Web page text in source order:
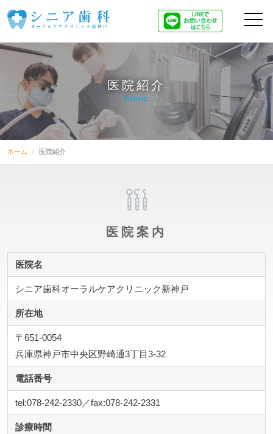
医院紹介
Clinic
ホーム 医院紹介
医院案内
医院名
シニア歯科オーラルケアクリニック新神戸
所在地
〒651-0054
兵庫県神戸市中央区野崎通3丁目3-32
電話番号
tel:078-242-2330／fax:078-242-2331
診療時間